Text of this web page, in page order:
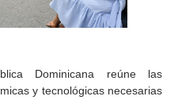
Dominicana reúne las
y tecnológicas necesarias